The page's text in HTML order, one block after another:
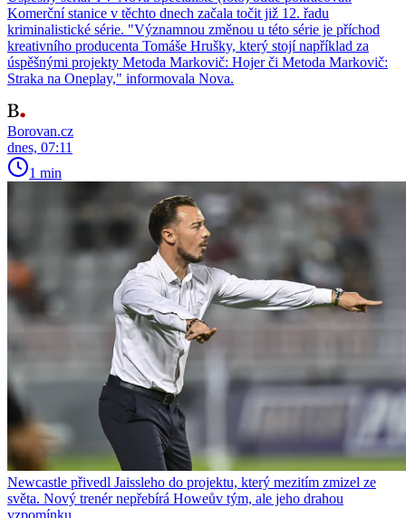
Komerční stanice v těchto dnech začala točit již 12. řadu
kriminalistické série. "Významnou změnou u této série je příchod
kreativního producenta Tomáše Hrušky, který stojí například za
úspěšnými projekty Metoda Markovič: Hojer či Metoda Markovič:
Straka na Oneplay," informovala Nova.
Borovan.cz
dnes, 07:11
1 min
Newcastle přivedl Jaissleho do projektu, který mezitím zmizel ze
světa. Nový trenér nepřebírá Howeův tým, ale jeho drahou